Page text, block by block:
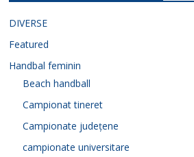
DIVERSE
Featured
Handbal feminin
Beach handball
Campionat tineret
Campionate județene
campionate universitare